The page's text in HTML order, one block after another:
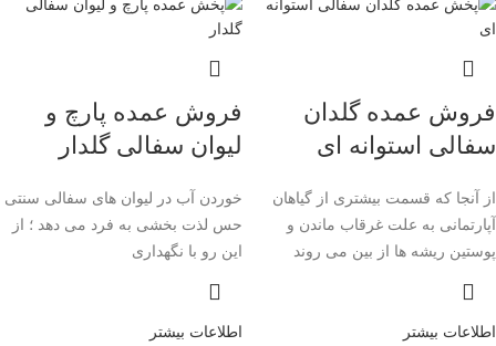
فروش عمده گلدان
سفالی استوانه ای
از آنجا که قسمت بیشتری از گیاهان
آپارتمانی به علت غرقاب ماندن و
پوستین ریشه ها از بین می روند
اطلاعات بیشتر
فروش عمده پارچ و
لیوان سفالی گلدار
خوردن آب در لیوان های سفالی سنتی
حس لذت بخشی به فرد می دهد ؛ از
این رو با نگهداری
اطلاعات بیشتر